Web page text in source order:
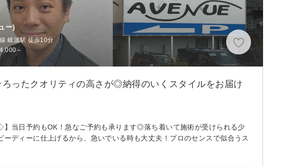
ー)
岐波駅 徒歩10分
～
ったクオリティの高さが◎納得のいくスタイルをお届け
当日予約もOK！急なご予約も承ります◎落ち着いて施術が受けられる少
ディーに仕上げるから、急いでいる時も大丈夫！プロのセンスで似合うス